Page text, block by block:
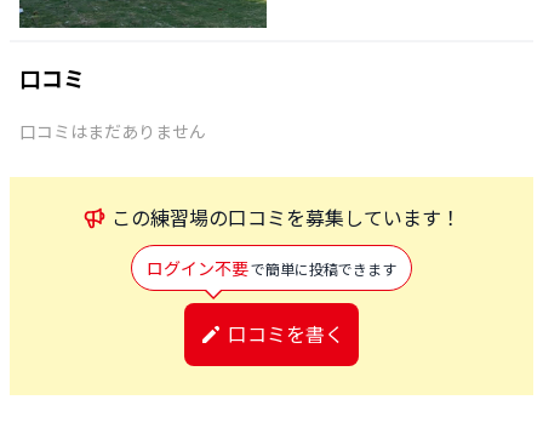
口コミ
口コミはまだありません
この練習場の口コミを募集しています！
ログイン不要で簡単に投稿できます
口コミを書く